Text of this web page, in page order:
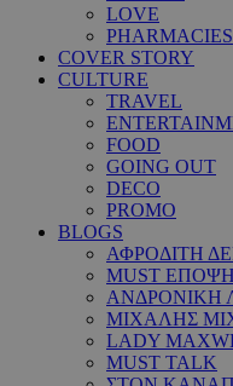
LOVE
PHARMACIES
COVER STORY
CULTURE
TRAVEL
FOOD
GOING OUT
DECO
PROMO
BLOGS
ΑΦΡΟΔΙΤΗ
MUST ΕΠΟΨΗ
ΑΝΔΡΟΝΙΚΗ
ΜΙΧΑΛΗΣ
LADY
MUST TALK